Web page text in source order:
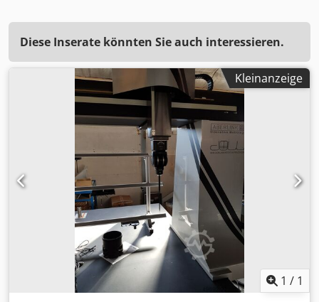
Diese Inserate könnten Sie auch interessieren.
Kleinanzeige
1 / 1